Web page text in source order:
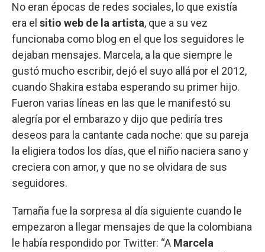
No eran épocas de redes sociales, lo que existía
era el sitio web de la artista, que a su vez
funcionaba como blog en el que los seguidores le
dejaban mensajes. Marcela, a la que siempre le
gustó mucho escribir, dejó el suyo allá por el 2012,
cuando Shakira estaba esperando su primer hijo.
Fueron varias líneas en las que le manifestó su
alegría por el embarazo y dijo que pediría tres
deseos para la cantante cada noche: que su pareja
la eligiera todos los días, que el niño naciera sano y
creciera con amor, y que no se olvidara de sus
seguidores.
Tamaña fue la sorpresa al día siguiente cuando le
empezaron a llegar mensajes de que la colombiana
le había respondido por Twitter: “A Marcela